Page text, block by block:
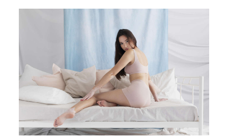
Les bienfaits du sport : comment
l’activité physique dynamise notre
10 minutes